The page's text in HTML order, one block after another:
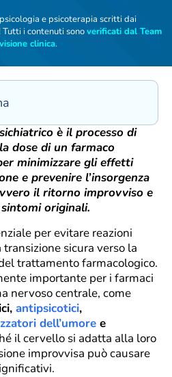
e psicoterapia scritti dai
Tutti i contenuti sonoverificati dal Team
clinica.
è il processo di
dose di un farmaco
minimizzare gli effetti
e prevenire l’insorgenza
il ritorno improvviso e
originali.
per evitare reazioni
sicura verso la
trattamento farmacologico.
importante per i farmaci
nervoso centrale, come
antipsicotici,
dell’umore e
il cervello si adatta alla loro
improvvisa può causare